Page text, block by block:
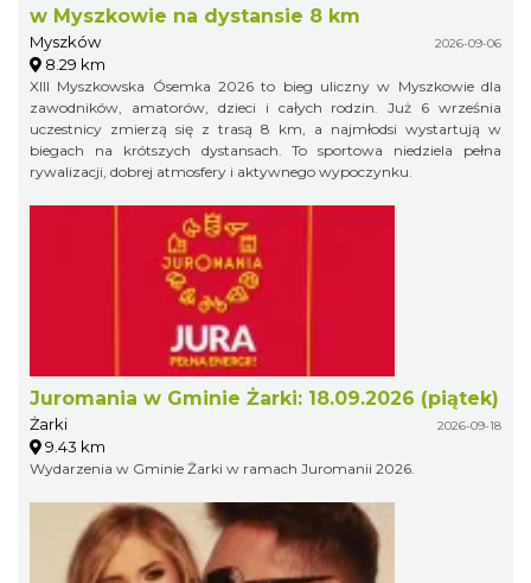
w Myszkowie na dystansie 8 km
Myszków 2026-09-06
8.29 km
XIII Myszkowska Ósemka 2026 to bieg uliczny w Myszkowie dla
zawodników, amatorów, dzieci i całych rodzin. Już 6 września
uczestnicy zmierzą się z trasą 8 km, a najmłodsi wystartują w
biegach na krótszych dystansach. To sportowa niedziela pełna
rywalizacji, dobrej atmosfery i aktywnego wypoczynku.
Juromania w Gminie Żarki: 18.09.2026 (piątek)
Żarki 2026-09-18
9.43 km
Wydarzenia w Gminie Żarki w ramach Juromanii 2026.